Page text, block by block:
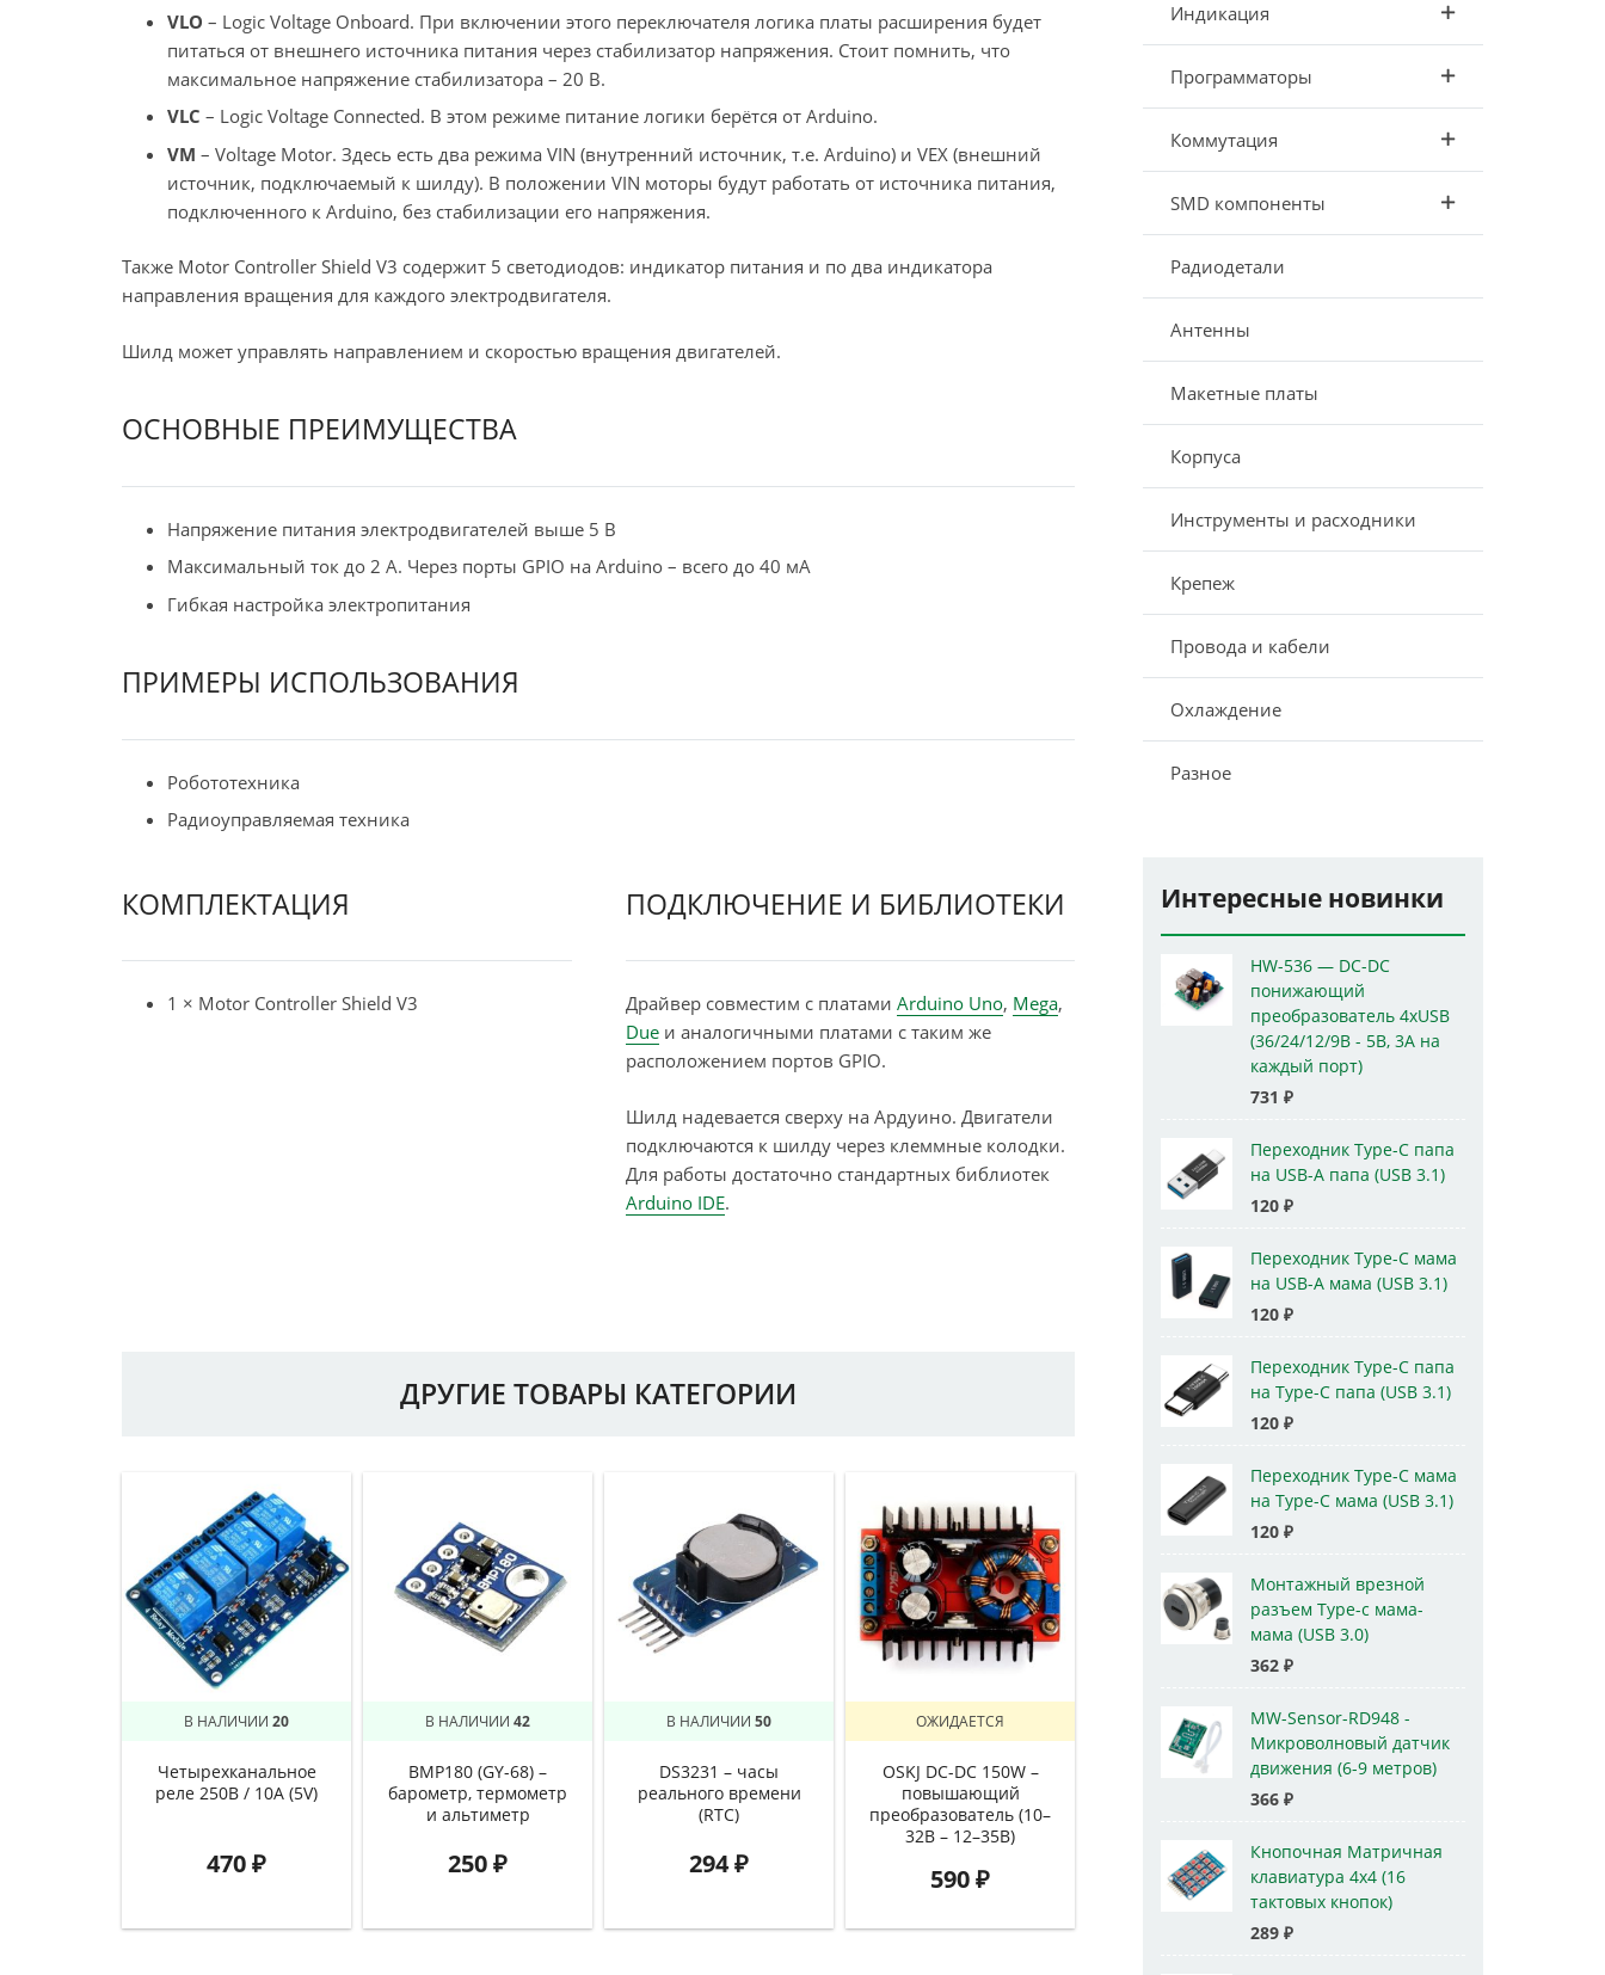
VLO – Logic Voltage Onboard. При включении этого переключателя логика платы расширения будет
питаться от внешнего источника питания через стабилизатор напряжения. Стоит помнить, что
максимальное напряжение стабилизатора – 20 В.
VLC – Logic Voltage Connected. В этом режиме питание логики берётся от Arduino.
VM – Voltage Motor. Здесь есть два режима VIN (внутренний источник, т.е. Arduino) и VEX (внешний
источник, подключаемый к шилду). В положении VIN моторы будут работать от источника питания,
подключенного к Arduino, без стабилизации его напряжения.
Также Motor Controller Shield V3 содержит 5 светодиодов: индикатор питания и по два индикатора
направления вращения для каждого электродвигателя.
Шилд может управлять направлением и скоростью вращения двигателей.
ОСНОВНЫЕ ПРЕИМУЩЕСТВА
Напряжение питания электродвигателей выше 5 В
Максимальный ток до 2 А. Через порты GPIO на Arduino – всего до 40 мА
Гибкая настройка электропитания
ПРИМЕРЫ ИСПОЛЬЗОВАНИЯ
Робототехника
Радиоуправляемая техника
КОМПЛЕКТАЦИЯ
1 × Motor Controller Shield V3
ПОДКЛЮЧЕНИЕ И БИБЛИОТЕКИ
Драйвер совместим с платами Arduino Uno, Mega,
Dueи аналогичными платами с таким же
расположением портов GPIO.
Шилд надевается сверху на Ардуино. Двигатели
подключаются к шилду через клеммные колодки.
Для работы достаточно стандартных библиотек
Arduino IDE.
ДРУГИЕ ТОВАРЫ КАТЕГОРИИ
В НАЛИЧИИ 20
Четырехканальное
реле 250В / 10А (5V)
470₽
В НАЛИЧИИ 42
BMP180 (GY-68) –
барометр, термометр
и альтиметр
250₽
В НАЛИЧИИ 50
DS3231 – часы
реального времени
(RTC)
294₽
ОЖИДАЕТСЯ
OSKJ DC-DC 150W –
повышающий
преобразователь (10–
32В – 12–35В)
590₽
Индикация
Программаторы
Коммутация
SMD компоненты
Радиодетали
Антенны
Макетные платы
Корпуса
Инструменты и расходники
Крепеж
Провода и кабели
Охлаждение
Разное
Интересные новинки
HW-536 — DC-DC
понижающий
преобразователь 4xUSB
(36/24/12/9В - 5В, 3А на
каждый порт)
731 ₽
Переходник Type-C папа
на USB-A папа (USB 3.1)
120 ₽
Переходник Type-C мама
на USB-A мама (USB 3.1)
120 ₽
Переходник Type-C папа
на Type-C папа (USB 3.1)
120 ₽
Переходник Type-C мама
на Type-C мама (USB 3.1)
120 ₽
Монтажный врезной
разъем Type-c мама-
мама (USB 3.0)
362 ₽
MW-Sensor-RD948 -
Микроволновый датчик
движения (6-9 метров)
366 ₽
Кнопочная Матричная
клавиатура 4x4 (16
тактовых кнопок)
289 ₽